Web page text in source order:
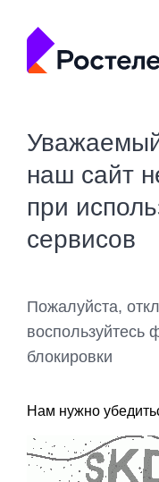
наш сайт
при
сервисов
Пожалуйста,
воспользуйтесь
блокировки
Нам нужно